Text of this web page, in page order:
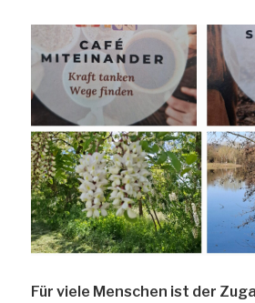
Für viele Menschen ist der